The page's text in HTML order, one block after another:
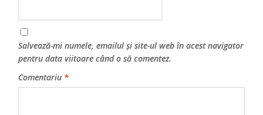
Salvează-mi numele, emailul și site-ul web în acest navigator
pentru data viitoare când o să comentez.
Comentariu *